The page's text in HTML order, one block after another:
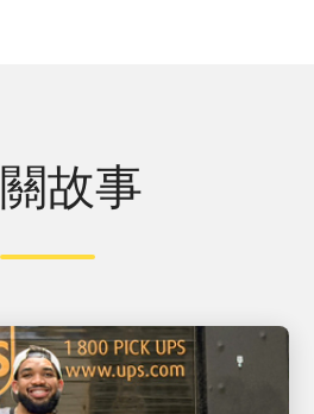
故事